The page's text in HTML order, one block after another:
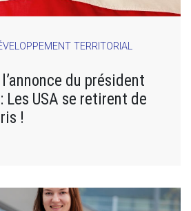
TERRITORIAL
du président
Les USA se retirent de
!